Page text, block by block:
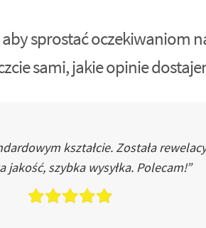
sprostać oczekiwaniom
sami, jakie opinie
kształcie. Została
jakość, szybka wysyłka. Polecam!”